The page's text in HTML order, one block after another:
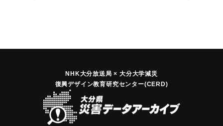
NHK大分放送局 × 大分大学減災
復興デザイン教育研究センター(CERD)